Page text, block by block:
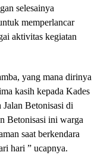
selesainya
memperlancar
aktivitas kegiatan
yang mana dirinya
kasih kepada Kades
Betonisasi di
Betonisasi ini warga
saat berkendara
hari ” ucapnya.